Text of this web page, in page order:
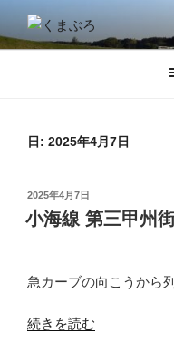
ン
テ
くまぶろ
くまが入る温泉じゃありま
日: 2025年4月7日
投
稿
日:
2025年4月7日
小海線 第三甲州
急カーブの向こうから
“小
続きを読む